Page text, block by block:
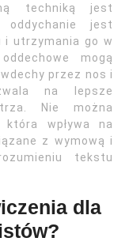
techniką jest
oddychanie jest
i utrzymania go w
mogą
przez nos i
na lepsze
Nie można
wpływa na
z wymową i
tekstu
dla